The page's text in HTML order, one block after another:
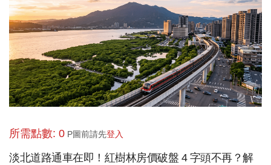
所需點數: 0 P圖前請先登入
淡北道路通車在即！紅樹林房價破盤 4 字頭不再？解